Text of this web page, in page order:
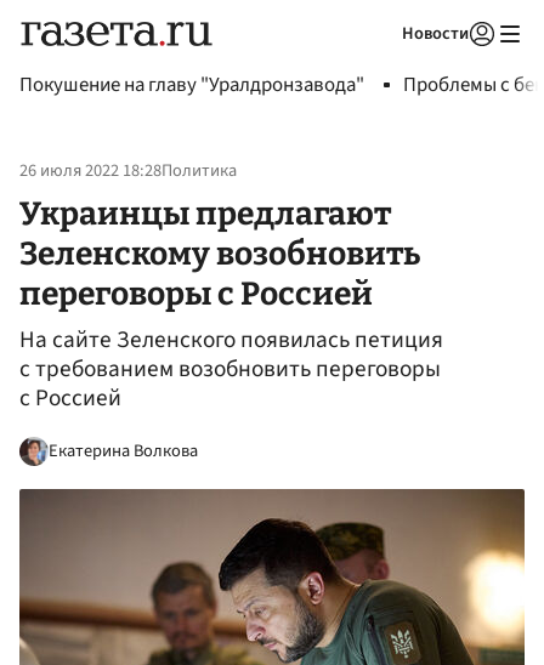
Новости
Покушение на главу "Уралдронзавода" Проблемы с
26 июля 2022 18:28Политика
Украинцы предлагают
Зеленскому возобновить
переговоры с Россией
На сайте Зеленского появилась петиция
с требованием возобновить переговоры
с Россией
Екатерина Волкова